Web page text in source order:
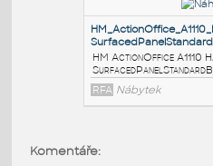
HM ActionOffice
RFA Nábytek
Komentáře: